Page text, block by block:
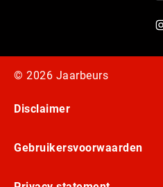
© 2026 Jaarbeurs
Disclaimer
Gebruikersvoorwaarden